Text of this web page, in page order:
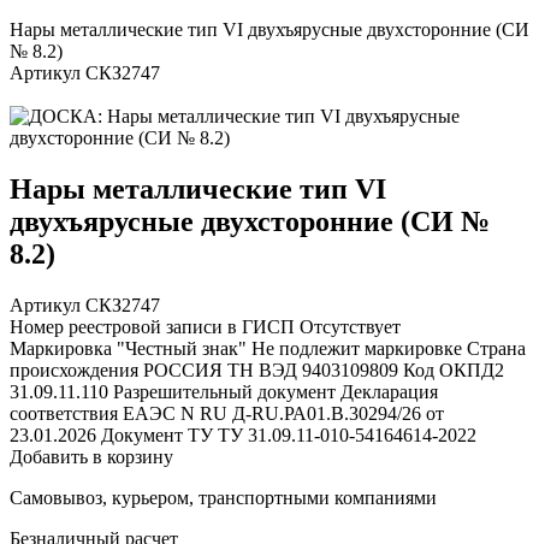
Нары металлические тип VI двухъярусные двухсторонние (СИ
№ 8.2)
Артикул СКЗ2747
Нары металлические тип VI
двухъярусные двухсторонние (СИ №
8.2)
Артикул СКЗ2747
Номер реестровой записи в ГИСП Отсутствует
Маркировка "Честный знак" Не подлежит маркировке Страна
происхождения РОССИЯ ТН ВЭД 9403109809 Код ОКПД2
31.09.11.110 Разрешительный документ Декларация
соответствия ЕАЭС N RU Д-RU.РА01.В.30294/26 от
23.01.2026 Документ ТУ ТУ 31.09.11-010-54164614-2022
Добавить в корзину
Самовывоз, курьером, транспортными компаниями
Безналичный расчет